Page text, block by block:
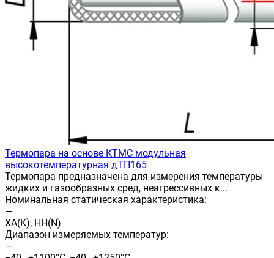
Термопара на основе КТМС модульная
высокотемпературная дТП165
Термопара предназначена для измерения температуры
жидких и газообразных сред, неагрессивных к...
Номинальная статическая характеристика:
—
ХА(K), НН(N)
Диапазон измеряемых температур:
—